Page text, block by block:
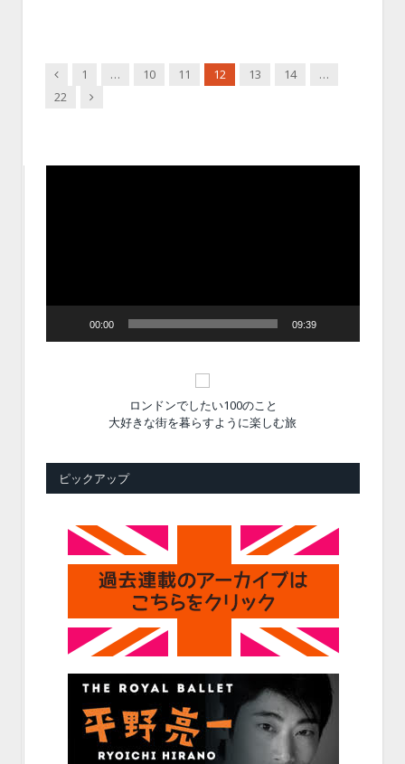
Previous
1 … 10 11 12 13 14
…
22
Next
00:00 09:39
ロンドンでしたい100のこと
大好きな街を暮らすように楽しむ旅
ピックアップ